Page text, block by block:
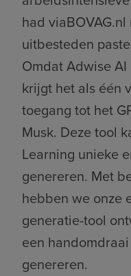
had
uitbesteden
Omdat Adwise
krijgt het als één
toegang tot het
Musk. Deze tool
Learning unieke
genereren. Met
hebben we onze
generatie-tool
een
genereren.